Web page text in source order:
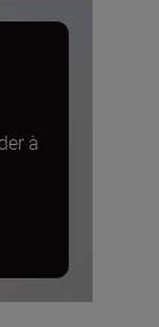
à